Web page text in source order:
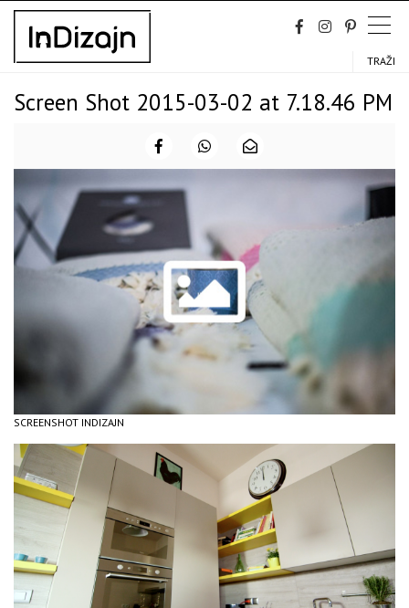
Skip
content
TRAŽI
Screen Shot 2015-03-02 at 7.18.46 PM
SCREENSHOT INDIZAJN